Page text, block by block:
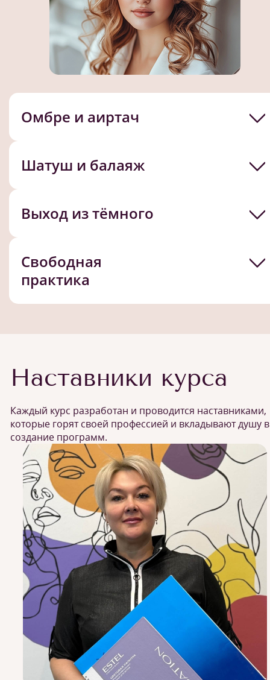
Омбре и аиртач
Шатуш и балаяж
Выход из тёмного
Свободная
практика
Наставники курса
Каждый курс разработан и проводится наставниками,
которые горят своей профессией и вкладывают душу в
создание программ.